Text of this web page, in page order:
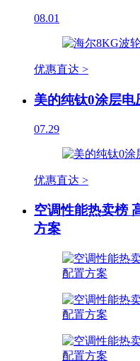
08.01
优惠直达 >
美的纯钛0涂层电
07.29
优惠直达 >
空调性能热卖榜
方案